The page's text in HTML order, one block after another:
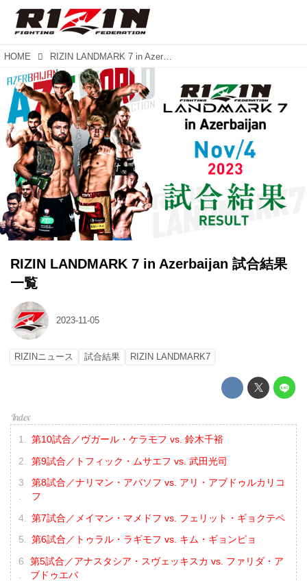
HOME RIZIN LANDMARK 7 in Azerbaijan 試合結果一覧
RIZIN LANDMARK 7 in Azerbaijan 試合結果
一覧
2023-11-05
RIZINニュース 試合結果 RIZIN LANDMARK7
第10試合／ヴガール・ケラモフ vs. 鈴木千裕
第9試合／トフィック・ムサエフ vs. 武田光司
第8試合／ナリマン・アバソフ vs. アリ・アブドゥルカリコ
フ
第7試合／メイマン・マメドフ vs. フェリット・ギョクテペ
第6試合／トゥラル・ラギモフ vs. キム・ギョンピョ
第5試合／アナスタシア・スヴェッキスカ vs. ファリダ・ア
ブドゥエバ